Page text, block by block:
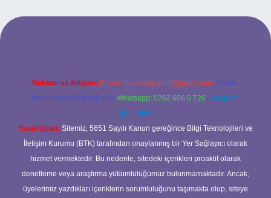
bahis sitesi
Reklam ve İletişim: E-mail: backlinkpaneli@gmail.com Teams:
forumhizmeti@gmail.com Whatsapp: 0262 606 0 726 Telegram:
@karabul
Yasal Uyarı: Sitemiz, 5651 Sayılı Kanun gereğince Bilgi Teknolojileri ve
İletişim Kurumu (BTK) tarafından onaylanmış bir Yer Sağlayıcı olarak
hizmet vermektedir. Bu nedenle, sitedeki içerikleri proaktif olarak
denetleme veya araştırma yükümlülüğümüz bulunmamaktadır. Ancak,
üyelerimiz yazdıkları içeriklerin sorumluluğunu taşımakta olup, siteye